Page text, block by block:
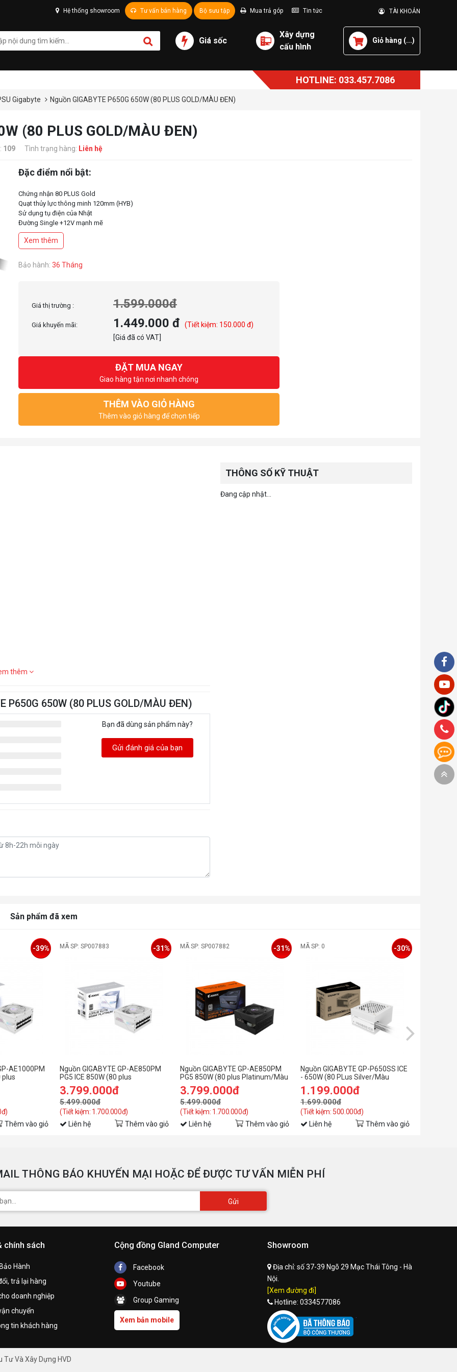
Hệ thống showroom Tư vấn bán hàng Bộ sưu tập Mua trả góp Tin tức TÀI KHOẢN
Giá sốc
Xây dựng
cấu hình
Giỏ hàng (...)
HOTLINE: 033.457.7086
Gigabyte Nguồn GIGABYTE P650G 650W (80 PLUS GOLD/MÀU ĐEN)
(80 PLUS GOLD/MÀU ĐEN)
109 Tình trạng hàng: Liên hệ
Đặc điểm nổi bật:
Chứng nhận 80 PLUS Gold
Quạt thủy lực thông minh 120mm (HYB)
Sử dụng tụ điện của Nhật
Đường Single +12V mạnh mẽ
Cơ chế bảo vệ OVP/OPP/SCP/UVP/OCP/OTP
Kích thước nhỏ gọn
Xem thêm
Bảo hành: 36 Tháng
Giá thị trường : 1.599.000đ
Giá khuyến mãi: 1.449.000 đ
(Tiết kiệm: 150.000 đ)
[Giá đã có VAT]
ĐẶT MUA NGAY
Giao hàng tận nơi nhanh chóng
THÊM VÀO GIỎ HÀNG
Thêm vào giỏ hàng để chọn tiếp
thêm
650W (80 PLUS GOLD/MÀU ĐEN)
Bạn đã dùng sản phẩm này?
Gửi đánh giá của bạn
THÔNG SỐ KỸ THUẬT
Đang cập nhật...
Sản phẩm đã xem
AE1000PM
plus
-39%
Thêm vào giỏ
MÃ SP: SP007883
Nguồn GIGABYTE GP-AE850PM
PG5 ICE 850W (80 plus
Platinum/Màu Trắng)
3.799.000đ
5.499.000đ
(Tiết kiệm: 1.700.000đ)
-31%
Liên hệ Thêm vào giỏ
MÃ SP: SP007882
Nguồn GIGABYTE GP-AE850PM
PG5 850W (80 plus Platinum/Màu
Đen)
3.799.000đ
5.499.000đ
(Tiết kiệm: 1.700.000đ)
-31%
Liên hệ Thêm vào giỏ
MÃ SP: 0
Nguồn GIGABYTE GP-P650SS ICE
- 650W (80 PLus Silver/Màu
Trắng)
1.199.000đ
1.699.000đ
(Tiết kiệm: 500.000đ)
-30%
Liên hệ Thêm vào giỏ
THÔNG BÁO KHUYẾN MẠI HOẶC ĐỂ ĐƯỢC TƯ VẤN MIỄN PHÍ
Gửi
chính sách
Hành
trả lại hàng
doanh nghiệp
chuyển
tin khách hàng
Cộng đồng Gland Computer
Facebook
Youtube
Group Gaming
Xem bản mobile
Showroom
Địa chỉ: số 37-39 Ngõ 29 Mạc Thái Tông - Hà
Nội.
[Xem đường đi]
Hotline: 0334577086
Và Xây Dựng HVD